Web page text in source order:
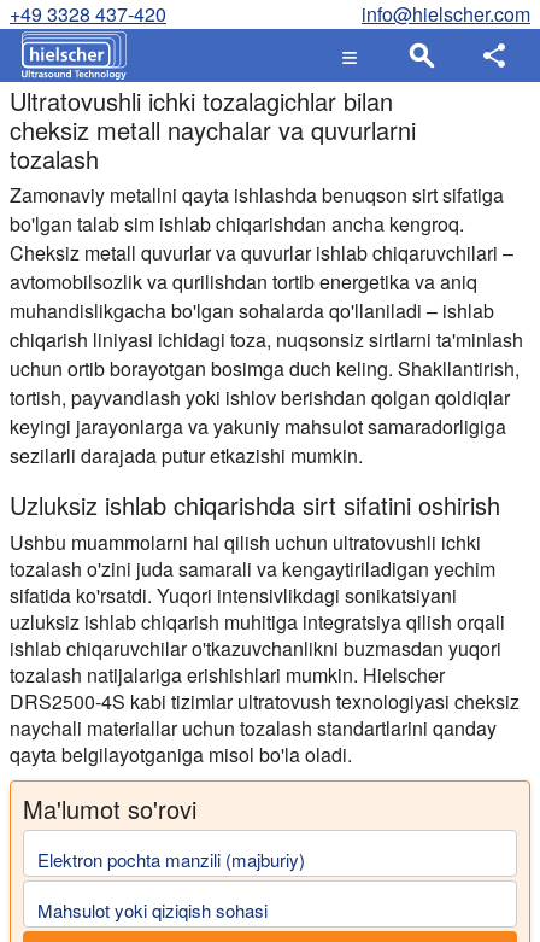
+49 3328 437-420 info@hielscher.com
Ultratovushli ichki tozalagichlar bilan
cheksiz metall naychalar va quvurlarni
tozalash
Zamonaviy metallni qayta ishlashda benuqson sirt sifatiga
bo'lgan talab sim ishlab chiqarishdan ancha kengroq.
Cheksiz metall quvurlar va quvurlar ishlab chiqaruvchilari –
avtomobilsozlik va qurilishdan tortib energetika va aniq
muhandislikgacha bo'lgan sohalarda qo'llaniladi – ishlab
chiqarish liniyasi ichidagi toza, nuqsonsiz sirtlarni ta'minlash
uchun ortib borayotgan bosimga duch keling. Shakllantirish,
tortish, payvandlash yoki ishlov berishdan qolgan qoldiqlar
keyingi jarayonlarga va yakuniy mahsulot samaradorligiga
sezilarli darajada putur etkazishi mumkin.
Uzluksiz ishlab chiqarishda sirt sifatini oshirish
Ushbu muammolarni hal qilish uchun ultratovushli ichki
tozalash o'zini juda samarali va kengaytiriladigan yechim
sifatida ko'rsatdi. Yuqori intensivlikdagi sonikatsiyani
uzluksiz ishlab chiqarish muhitiga integratsiya qilish orqali
ishlab chiqaruvchilar o'tkazuvchanlikni buzmasdan yuqori
tozalash natijalariga erishishlari mumkin. Hielscher
DRS2500-4S kabi tizimlar ultratovush texnologiyasi cheksiz
naychali materiallar uchun tozalash standartlarini qanday
qayta belgilayotganiga misol bo'la oladi.
Ma'lumot so'rovi
Elektron pochta manzili (majburiy)
Mahsulot yoki qiziqish sohasi